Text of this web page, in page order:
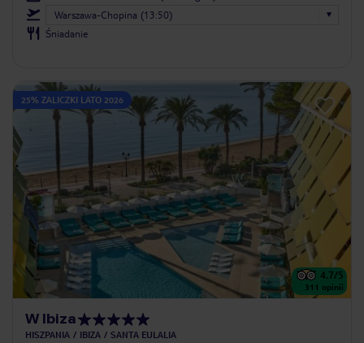
Warszawa-Chopina (13:50)
Śniadanie
25% ZALICZKI LATO 2026
4.7/5
311 opinii
W Ibiza
HISZPANIA IBIZA SANTA EULALIA